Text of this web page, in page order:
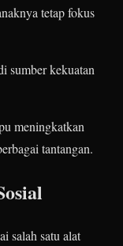
tetap fokus
sumber kekuatan
meningkatkan
tantangan.
salah satu alat